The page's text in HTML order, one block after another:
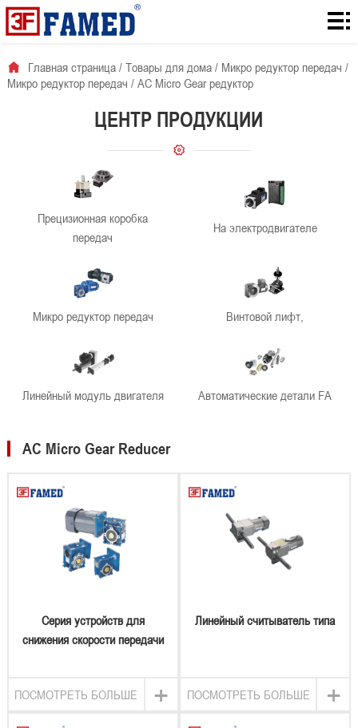
Главная
для
Количество
Главная страница/ Товары для дома/ Микро редуктор передач /
Микро редуктор передач / AC Micro Gear редуктор
ЦЕНТР ПРОДУКЦИИ
Прецизионная коробка
передач
На электродвигателе
Микро редуктор передач Винтовой лифт,
Линейный модуль двигателя Автоматические детали FA
AC Micro Gear Reducer
Серия устройств для
снижения скорости передачи
+
ПОСМОТРЕТЬ БОЛЬШЕ
Линейный считыватель типа
+
ПОСМОТРЕТЬ БОЛЬШЕ